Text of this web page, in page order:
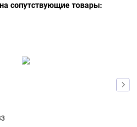
сопутствующие товары: